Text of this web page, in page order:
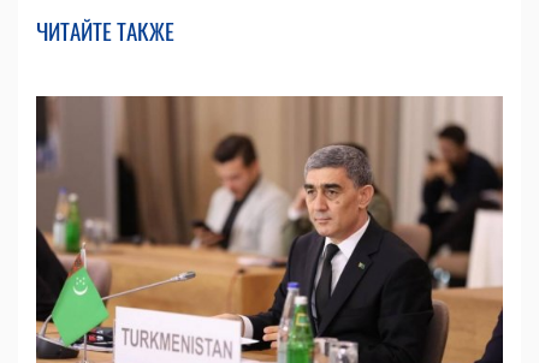
ЧИТАЙТЕ ТАКЖЕ